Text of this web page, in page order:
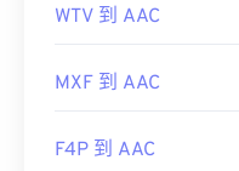
WTV 到 AAC
MXF 到 AAC
F4P 到 AAC